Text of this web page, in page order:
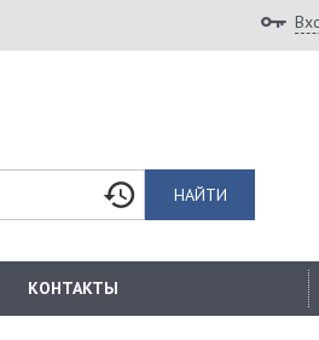
НАЙТИ
КОНТАКТЫ